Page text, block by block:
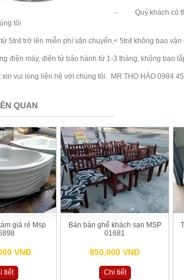
- Quý khách có
tôi
trở lên miễn phí vận chuyển,< 5trđ không bao vận
máy, điện tử bảo hành từ 1-3 tháng, không bao
lòng liên hệ với chúng tôi. MR THỌ HÀO 0984 45
QUAN
giá rẻ Msp
VNĐ
tiết
Bán bàn ghế khách sạn MSP
01681
850,000 VNĐ
Chi tiết